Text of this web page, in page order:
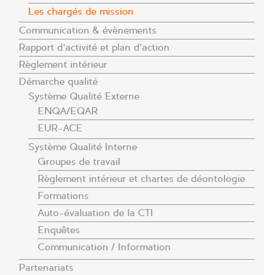
Les chargés de mission
Communication & évènements
Rapport d’activité et plan d’action
Règlement intérieur
Démarche qualité
Système Qualité Externe
ENQA/EQAR
EUR-ACE
Système Qualité Interne
Groupes de travail
Règlement intérieur et chartes de déontologie
Formations
Auto-évaluation de la CTI
Enquêtes
Communication / Information
Partenariats